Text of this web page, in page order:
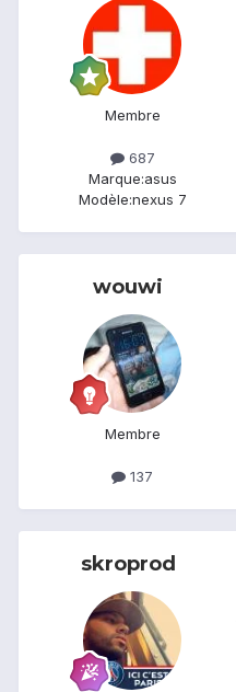
Membre
687
Marque:asus
Modèle:nexus 7
wouwi
Membre
137
skroprod